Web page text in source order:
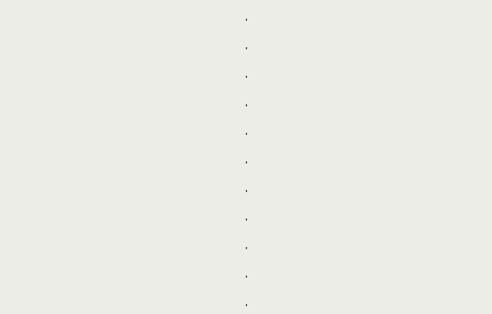
.
.
.
.
.
.
.
.
.
.
.